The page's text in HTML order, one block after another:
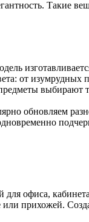
Такие
от изумрудных
выбирают
обновляем
офиса,
прихожей.